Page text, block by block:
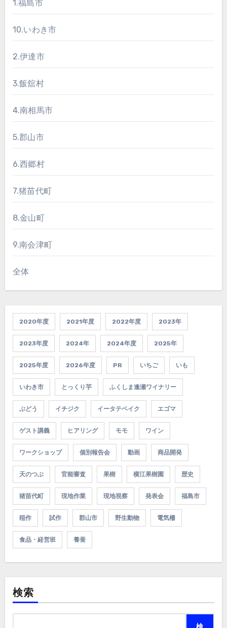
1.福島市
10.いわき市
2.伊達市
3.飯舘村
4.南相馬市
5.郡山市
6.西郷村
7.猪苗代町
8.金山町
9.南会津町
全体
2020年度 2021年度 2022年度 2023年
2023年度 2024年 2024年度 2025年
2025年度 2026年度 PR いちご いも
いわき市 とっくり芋 ふくしま逢瀬ワイナリー
ぶどう イチジク イータテベイク エゴマ
ゲスト講義 ヒアリング モモ ワイン
ワークショップ 個別報告会 動画 商品開発
天のつぶ 官能審査 果樹 横江果樹園 歴史
猪苗代町 現地作業 現地視察 発表会 福島市
稲作 試作 郡山市 野生動物 電気柵
食品・経営班 養蚕
検索